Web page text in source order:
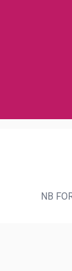
NB